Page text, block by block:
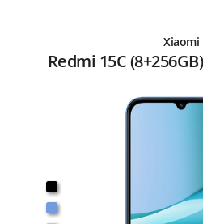
Xiaomi
Redmi 15C